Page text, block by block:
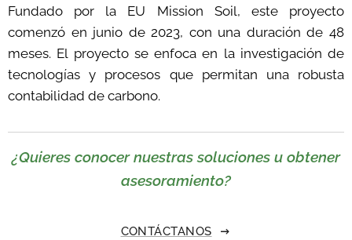
Fundado por la EU Mission Soil, este proyecto
comenzó en junio de 2023, con una duración de 48
meses. El proyecto se enfoca en la investigación de
tecnologías y procesos que permitan una robusta
contabilidad de carbono.
¿Quieres conocer nuestras soluciones u obtener
asesoramiento?
CONTÁCTANOS